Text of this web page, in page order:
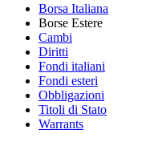
Borsa Italiana
Borse Estere
Cambi
Diritti
Fondi italiani
Fondi esteri
Obbligazioni
Titoli di Stato
Warrants